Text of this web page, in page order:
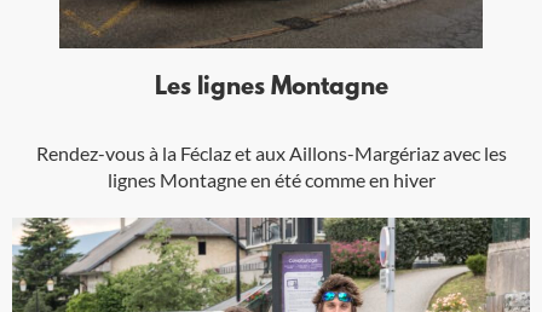
Les lignes Montagne
Rendez-vous à la Féclaz et aux Aillons-Margériaz avec les
lignes Montagne en été comme en hiver